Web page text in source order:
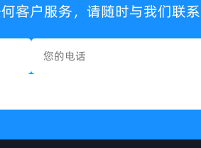
客户服务，请随时与我们联系